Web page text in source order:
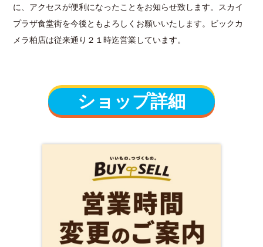
に、アクセスが便利になったことをお知らせ致します。スカイ
プラザ食堂街を今後ともよろしくお願いいたします。ビックカ
メラ柏店は従来通り２１時迄営業しています。
ショップ詳細